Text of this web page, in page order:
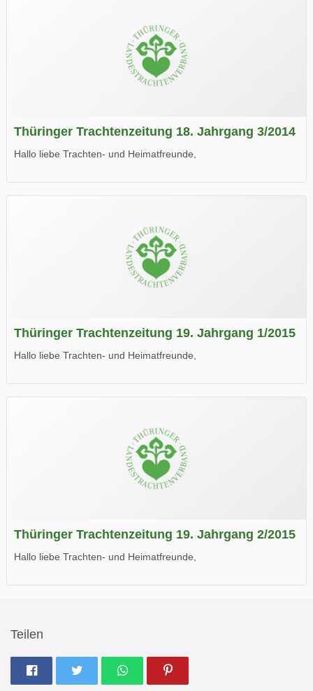
Thüringer Trachtenzeitung 18. Jahrgang 3/2014
Hallo liebe Trachten- und Heimatfreunde,
Wir wünschen Euch viel Spaß beim Lesen.
Thüringer Trachtenzeitung 19. Jahrgang 1/2015
Hallo liebe Trachten- und Heimatfreunde,
Wir wünschen Euch viel Spaß beim Lesen.
Thüringer Trachtenzeitung 19. Jahrgang 2/2015
Hallo liebe Trachten- und Heimatfreunde,
Teilen